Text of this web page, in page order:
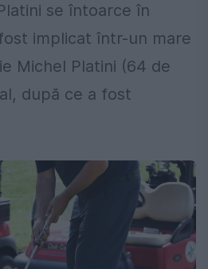
se întoarce în
implicat într-un mare
Michel Platini (64 de
după ce a fost